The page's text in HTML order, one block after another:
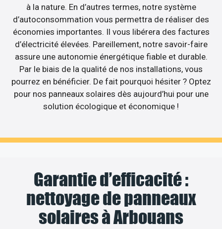
à la nature. En d’autres termes, notre système
d’autoconsommation vous permettra de réaliser des
économies importantes. Il vous libérera des factures
d’électricité élevées. Pareillement, notre savoir-faire
assure une autonomie énergétique fiable et durable.
Par le biais de la qualité de nos installations, vous
pourrez en bénéficier. De fait pourquoi hésiter ? Optez
pour nos panneaux solaires dès aujourd’hui pour une
solution écologique et économique !
Garantie d’efficacité :
nettoyage de panneaux
solaires à Arbouans